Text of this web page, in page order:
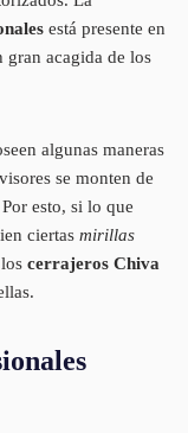
está presente en
gran acagida de los
algunas maneras
se monten de
esto, si lo que
ciertas mirillas
cerrajeros Chiva